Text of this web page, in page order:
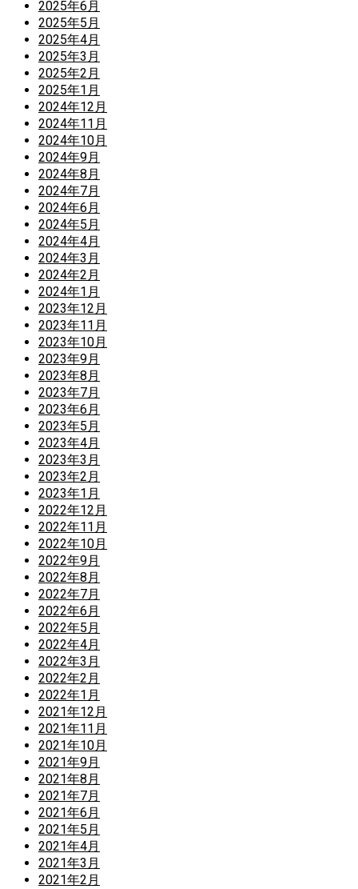
2025年6月
2025年5月
2025年4月
2025年3月
2025年2月
2025年1月
2024年12月
2024年11月
2024年10月
2024年9月
2024年8月
2024年7月
2024年6月
2024年5月
2024年4月
2024年3月
2024年2月
2024年1月
2023年12月
2023年11月
2023年10月
2023年9月
2023年8月
2023年7月
2023年6月
2023年5月
2023年4月
2023年3月
2023年2月
2023年1月
2022年12月
2022年11月
2022年10月
2022年9月
2022年8月
2022年7月
2022年6月
2022年5月
2022年4月
2022年3月
2022年2月
2022年1月
2021年12月
2021年11月
2021年10月
2021年9月
2021年8月
2021年7月
2021年6月
2021年5月
2021年4月
2021年3月
2021年2月